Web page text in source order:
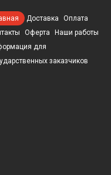
Доставка
Оплата
Оферта
Наши работы
для
заказчиков